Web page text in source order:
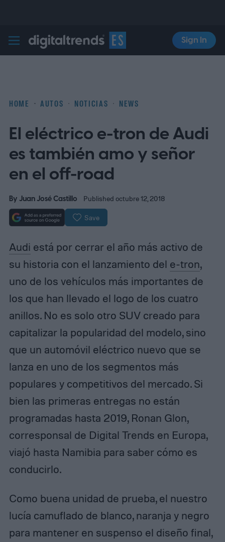
Digital Trends Español
Sign In
HOME AUTOS NOTICIAS NEWS
El eléctrico e-tron de Audi
es también amo y señor
en el off-road
ByJuan José Castillo Published octubre 12, 2018
Save
Audi está por cerrar el año más activo de
su historia con el lanzamiento del e-tron,
uno de los vehículos más importantes de
los que han llevado el logo de los cuatro
anillos. No es solo otro SUV creado para
capitalizar la popularidad del modelo, sino
que un automóvil eléctrico nuevo que se
lanza en uno de los segmentos más
populares y competitivos del mercado. Si
bien las primeras entregas no están
programadas hasta 2019, Ronan Glon,
corresponsal de Digital Trends en Europa,
viajó hasta Namibia para saber cómo es
conducirlo.
Como buena unidad de prueba, el nuestro
lucía camuflado de blanco, naranja y negro
para mantener en suspenso el diseño final,